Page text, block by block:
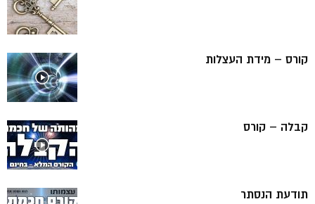
קורס – מידת העצלות
קבלה – קורס
תודעת הנסתר